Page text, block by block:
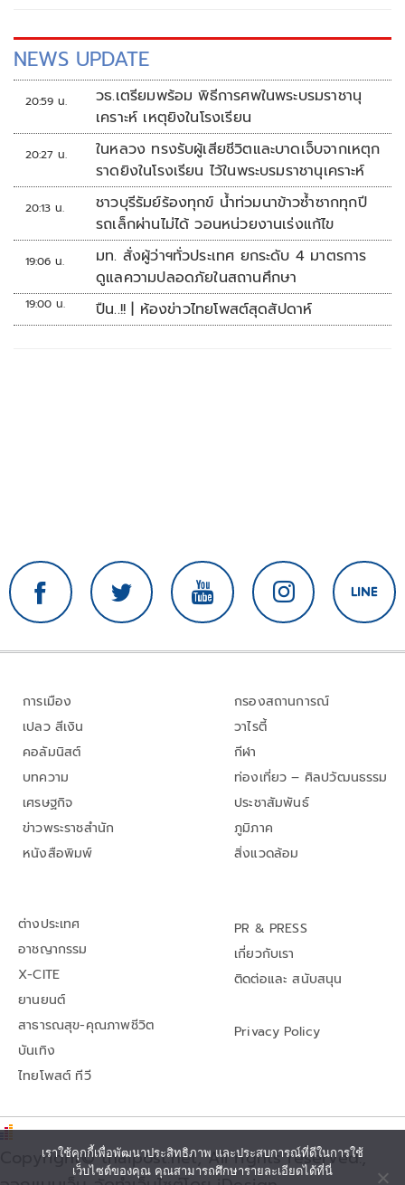
NEWS UPDATE
20:59 น.
วธ.เตรียมพร้อม พิธีการศพในพระบรมราชานุ
เคราะห์ เหตุยิงในโรงเรียน
20:27 น.
ในหลวง ทรงรับผู้เสียชีวิตและบาดเจ็บจากเหตุก
ราดยิงในโรงเรียน ไว้ในพระบรมราชานุเคราะห์
20:13 น.
ชาวบุรีรัมย์ร้องทุกข์ น้ำท่วมนาข้าวซ้ำซากทุกปี
รถเล็กผ่านไม่ได้ วอนหน่วยงานเร่งแก้ไข
19:06 น.
มท. สั่งผู้ว่าฯทั่วประเทศ ยกระดับ 4 มาตรการ
ดูแลความปลอดภัยในสถานศึกษา
19:00 น. ปืน..!! | ห้องข่าวไทยโพสต์สุดสัปดาห์
การเมือง
เปลว สีเงิน
คอลัมนิสต์
บทความ
เศรษฐกิจ
ข่าวพระราชสำนัก
หนังสือพิมพ์
กรองสถานการณ์
วาไรตี้
กีฬา
ท่องเที่ยว – ศิลปวัฒนธรรม
ประชาสัมพันธ์
ภูมิภาค
สิ่งแวดล้อม
ต่างประเทศ
อาชญากรรม
X-CITE
ยานยนต์
สาธารณสุข-คุณภาพชีวิต
บันเทิง
ไทยโพสต์ ทีวี
PR & PRESS
เกี่ยวกับเรา
ติดต่อและ สนับสนุน
Privacy Policy
Copyright© thaipost.net, All rights reserved.,
เราใช้คุกกี้เพื่อพัฒนาประสิทธิภาพ และประสบการณ์ที่ดีในการใช้
เว็บไซต์ของคุณ คุณสามารถศึกษารายละเอียดได้ที่นี่